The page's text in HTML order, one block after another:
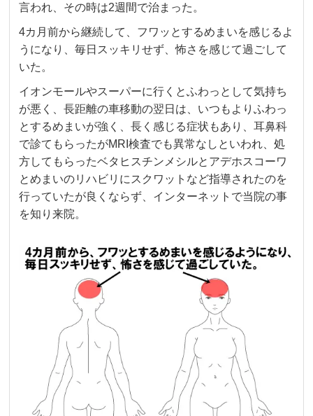
言われ、その時は2週間で治まった。
4カ月前から継続して、フワッとするめまいを感じるよ
うになり、毎日スッキリせず、怖さを感じて過ごして
いた。
イオンモールやスーパーに行くとふわっとして気持ち
が悪く、長距離の車移動の翌日は、いつもよりふわっ
とするめまいが強く、長く感じる症状もあり、耳鼻科
で診てもらったがMRI検査でも異常なしといわれ、処
方してもらったベタヒスチンメシルとアデホスコーワ
とめまいのリハビリにスクワットなど指導されたのを
行っていたが良くならず、インターネットで当院の事
を知り来院。